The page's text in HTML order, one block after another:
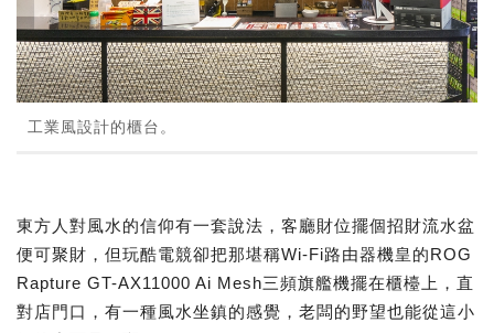
工業風設計的櫃台。
東方人對風水的信仰有一套說法，客廳財位擺個招財流水盆
便可聚財，但玩酷電競卻把那堪稱Wi-Fi路由器機皇的ROG
Rapture GT-AX11000 Ai Mesh三頻旗艦機擺在櫃檯上，直
對店門口，有一種風水坐鎮的感覺，老闆的野望也能從這小